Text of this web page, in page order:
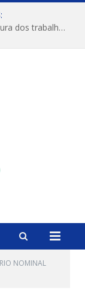
Câmara Municipal de Alenquer realiza abertura dos trabalhos do 4º Período Legislativo
NOMINAL